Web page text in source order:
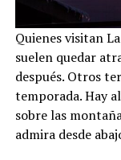
Quienes visitan
suelen quedar
después. Otros
temporada. Hay
sobre las
admira desde